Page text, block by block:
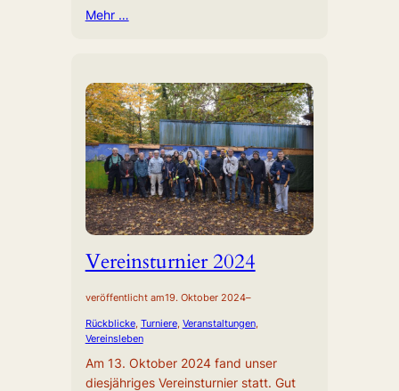
Mehr …
Vereinsturnier 2024
veröffentlicht am19. Oktober 2024–
Rückblicke, Turniere, Veranstaltungen
Vereinsleben
Am 13. Oktober 2024 fand unser
diesjähriges Vereinsturnier statt. Gut